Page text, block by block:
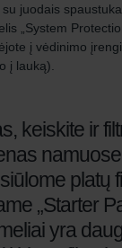
juodais
„System
į vėdinimo
į lauką).
keiskite ir
platų
„Starter
yra